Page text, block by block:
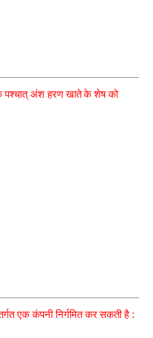
पश्चात् अंश हरण खातेके शेष को
एक कंपनी निर्गमित करसकती है :